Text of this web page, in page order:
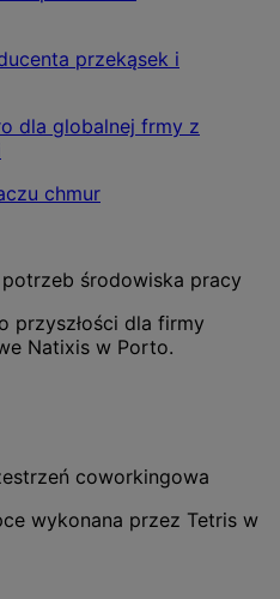
środowiska pracy
przyszłości dla firmy
Natixis w Porto.
coworkingowa
wykonana przez Tetris w